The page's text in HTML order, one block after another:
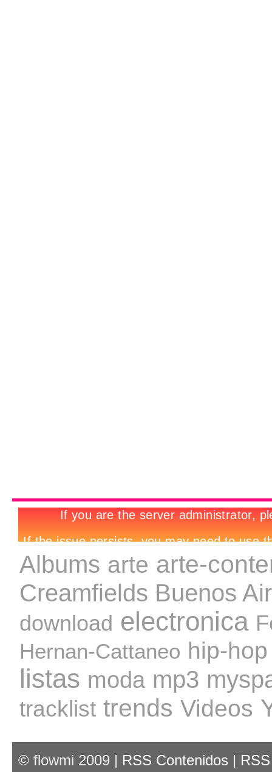
Albums arte arte-
Creamfields Buenos
download electronica
Hernan-Cattaneo hip-hop
listas moda mp3
tracklist trends Videos
© flowmi 2009 | RSS Contenidos |